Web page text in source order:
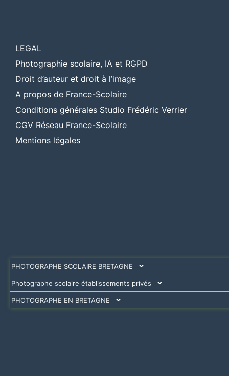
LEGAL
Photographie scolaire, IA et RGPD
Droit d’auteur et droit à l’image
A propos de France-Scolaire
Conditions générales Studio Frédéric Verrier
CGV Réseau France-Scolaire
Mentions légales
PHOTOGRAPHE SCOLAIRE BRETAGNE
Photographe scolaire établissements privés
PHOTOGRAPHE EN BRETAGNE